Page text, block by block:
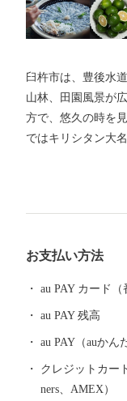
臼杵市は、豊後水
山林、田園風景が
方で、悠久の時を
ではキリシタン大
化薫る城下町でも
お支払い方法
au PAY カード（
au PAY 残高
au PAY（auかん
クレジットカー
ners、AMEX）